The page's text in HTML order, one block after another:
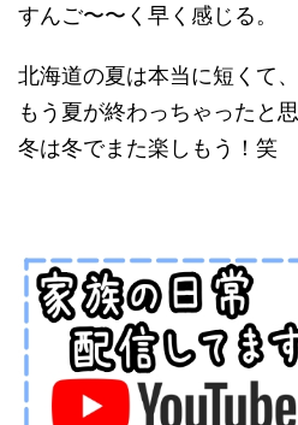
すんご〜〜く早く感じる。
北海道の夏は本当に短くて、
もう夏が終わっちゃったと
冬は冬でまた楽しもう！笑